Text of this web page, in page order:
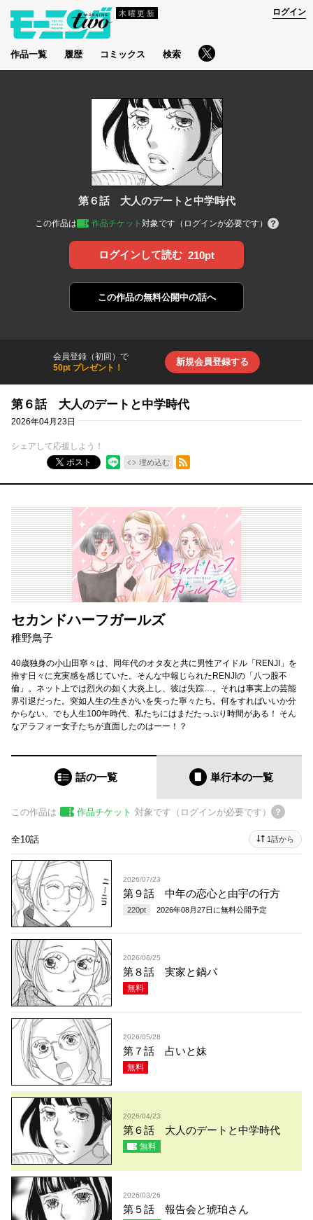
木曜更新
作品一覧 履歴 コミックス 検索
ログイン
第６話 大人のデートと中学時代
この作品は 作品チケット 対象です（ログインが必要です）
ログインして読む 210pt
この作品の無料公開中の話へ
会員登録（初回）で
50pt プレゼント！
新規会員登録する
第６話 大人のデートと中学時代
2026年04月23日
シェアして応援しよう！
ポスト
埋め込む
RSSフィード
セカンドハーフガールズ
稚野鳥子
40歳独身の小山田寧々は、同年代のオタ友と共に男性アイドル「RENJI」を
推す日々に充実感を感じていた。そんな中報じられたRENJIの「八つ股不
倫」。ネット上では烈火の如く大炎上し、彼は失踪…。それは事実上の芸能
界引退だった。突如人生の生きがいを失った寧々たち。何をすればいいか分
からない。でも人生100年時代、私たちにはまだたっぷり時間がある！ そん
なアラフォー女子たちが直面したのはーー！？
話の一覧 単行本の一覧
この作品は 作品チケット 対象です（ログインが必要です）
全10話 1話から
2026/07/23
第９話 中年の恋心と由宇の行方
220pt 2026年08月27日 に無料公開予定
2026/06/25
第８話 実家と鍋パ
無料
2026/05/28
第７話 占いと妹
無料
2026/04/23
第６話 大人のデートと中学時代
無料
2026/03/26
第５話 報告会と琥珀さん